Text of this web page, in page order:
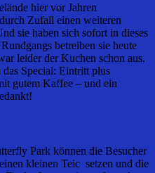
hier vor Jahren
Zufall einen weiteren
sie haben sich sofort in dieses
betreiben sie heute
leider der Kuchen schon aus.
Special: Eintritt plus
gutem Kaffee – und ein
Park können die Besucher
kleinen Teic setzen und die